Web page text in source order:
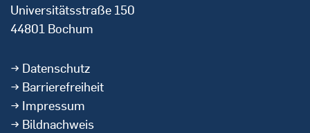
Universitätsstraße 150
44801 Bochum
Datenschutz
Barrierefreiheit
Impressum
Bildnachweis